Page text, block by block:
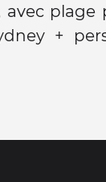
avec plage
+